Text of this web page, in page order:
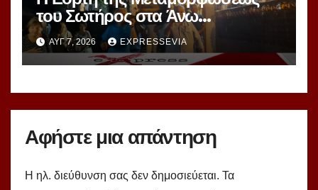
του Σωτήρος στα Άνω
Μάμμουλα
ΑΥΓ 7, 2026 EXPRESSEVIA
Αφήστε μια απάντηση
Η ηλ. διεύθυνση σας δεν δημοσιεύεται. Τα